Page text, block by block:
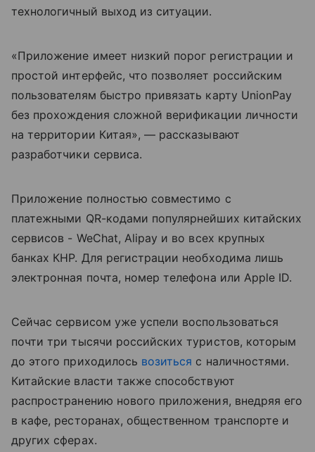
технологичный выход из ситуации.
«Приложение имеет низкий порог регистрации и
простой интерфейс, что позволяет российским
пользователям быстро привязать карту UnionPay
без прохождения сложной верификации личности
на территории Китая», — рассказывают
разработчики сервиса.
Приложение полностью совместимо с
платежными QR-кодами популярнейших китайских
сервисов - WeChat, Alipay и во всех крупных
банках КНР. Для регистрации необходима лишь
электронная почта, номер телефона или Apple ID.
Сейчас сервисом уже успели воспользоваться
почти три тысячи российских туристов, которым
до этого приходилось возиться с наличностями.
Китайские власти также способствуют
распространению нового приложения, внедряя его
в кафе, ресторанах, общественном транспорте и
других сферах.